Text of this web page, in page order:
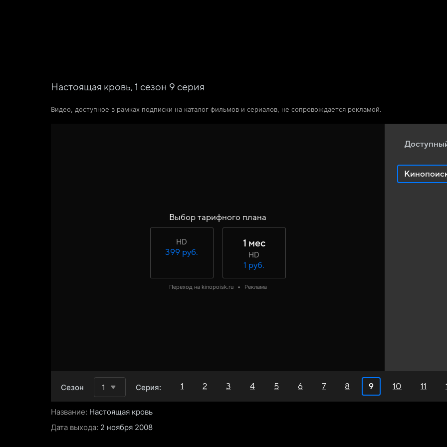
Настоящая кровь, 1 сезон 9 серия
Видео, доступное в рамках подписки на каталог фильмов и сериалов, не сопровождается рекламой.
Выбор тарифного плана
HD
399 руб.
1 мес
HD
1 руб.
Переход на kinopoisk.ru • Реклама
Сезон 1 Серия: 1 2 3 4 5 6 7 8 9 10 11
Название: Настоящая кровь
Дата выхода: 2 ноября 2008